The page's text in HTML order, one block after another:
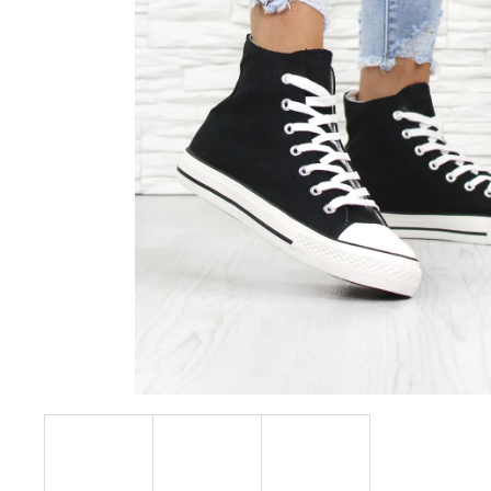
228 Kč
Původně: 610 Kč